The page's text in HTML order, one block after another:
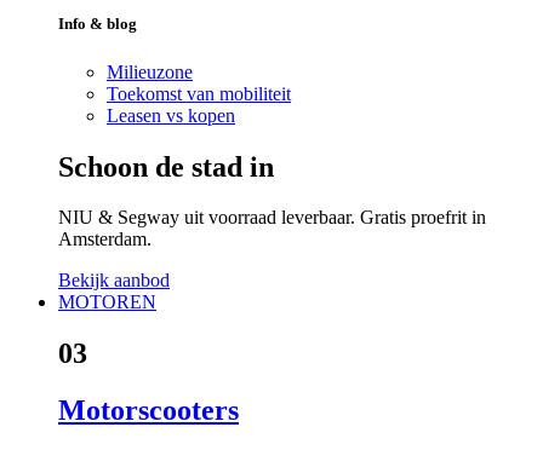
Info & blog
Milieuzone
Toekomst van mobiliteit
Leasen vs kopen
Schoon de stad in
NIU & Segway uit voorraad leverbaar. Gratis proefrit in
Amsterdam.
Bekijk aanbod
MOTOREN
03
Motorscooters